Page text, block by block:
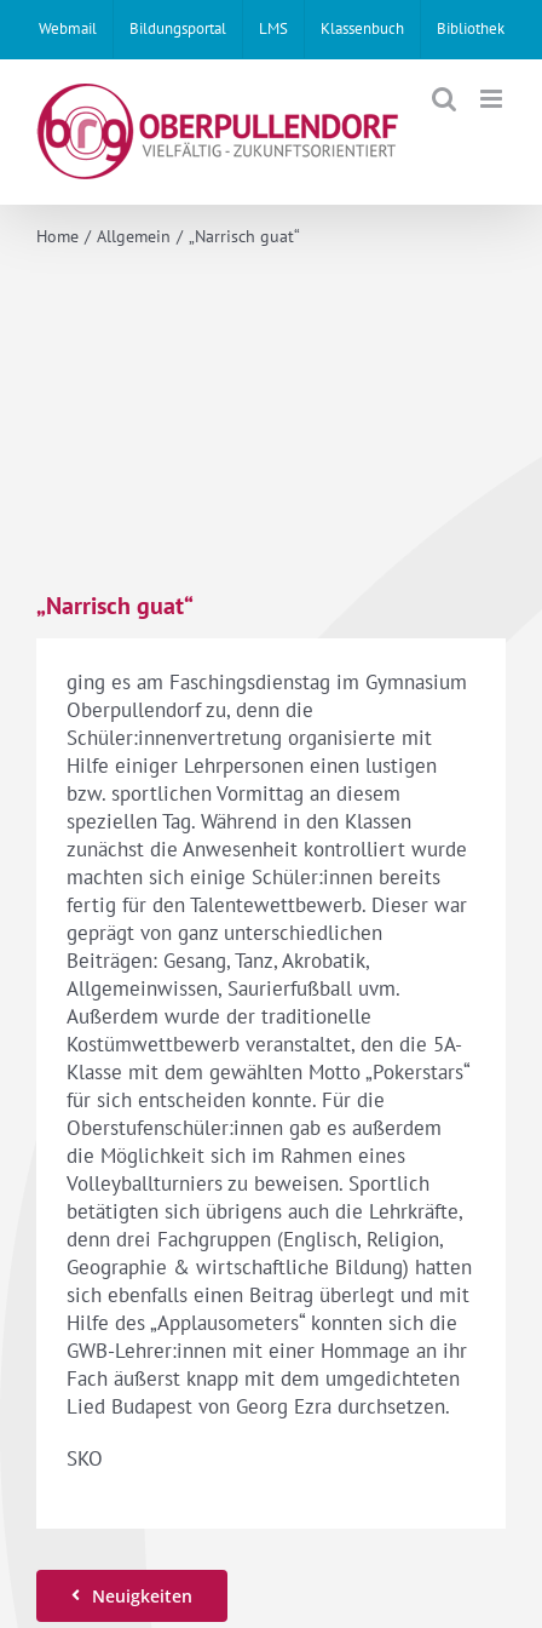
content
Webmail Bildungsportal LMS Klassenbuch Bibliothek
Home Allgemein „Narrisch guat“
„Narrisch guat“
ging es am Faschingsdienstag im Gymnasium
Oberpullendorf zu, denn die
Schüler:innenvertretung organisierte mit
Hilfe einiger Lehrpersonen einen lustigen
bzw. sportlichen Vormittag an diesem
speziellen Tag. Während in den Klassen
zunächst die Anwesenheit kontrolliert wurde
machten sich einige Schüler:innen bereits
fertig für den Talentewettbewerb. Dieser war
geprägt von ganz unterschiedlichen
Beiträgen: Gesang, Tanz, Akrobatik,
Allgemeinwissen, Saurierfußball uvm.
Außerdem wurde der traditionelle
Kostümwettbewerb veranstaltet, den die 5A-
Klasse mit dem gewählten Motto „Pokerstars“
für sich entscheiden konnte. Für die
Oberstufenschüler:innen gab es außerdem
die Möglichkeit sich im Rahmen eines
Volleyballturniers zu beweisen. Sportlich
betätigten sich übrigens auch die Lehrkräfte,
denn drei Fachgruppen (Englisch, Religion,
Geographie & wirtschaftliche Bildung) hatten
sich ebenfalls einen Beitrag überlegt und mit
Hilfe des „Applausometers“ konnten sich die
GWB-Lehrer:innen mit einer Hommage an ihr
Fach äußerst knapp mit dem umgedichteten
Lied Budapest von Georg Ezra durchsetzen.
SKO
Neuigkeiten